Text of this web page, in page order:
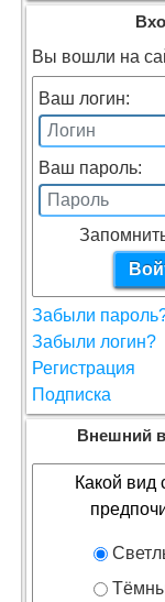
Вы вошли на
Ваш логин:
Ваш пароль:
Забыли
Забыли логин?
Регистрация
Подписка
Внешний
Какой вид